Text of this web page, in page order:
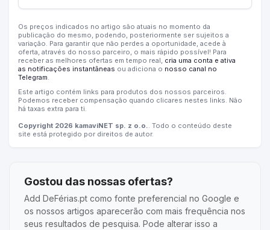
Os preços indicados no artigo são atuais no momento da
publicação do mesmo, podendo, posteriormente ser sujeitos a
variação. Para garantir que não perdes a oportunidade, acede à
oferta, através do nosso parceiro, o mais rápido possível! Para
receber as melhores ofertas em tempo real, cria uma conta e ativa
as notificações instantâneas ou adiciona o nosso canal no
Telegram.
Este artigo contém links para produtos dos nossos parceiros.
Podemos receber compensação quando clicares nestes links. Não
há taxas extra para ti.
Copyright 2026 kamaviNET sp. z o.o.. Todo o conteúdo deste
site está protegido por direitos de autor.
Gostou das nossas ofertas?
Add DeFérias.pt como fonte preferencial no Google e
os nossos artigos aparecerão com mais frequência nos
seus resultados de pesquisa. Pode alterar isso a